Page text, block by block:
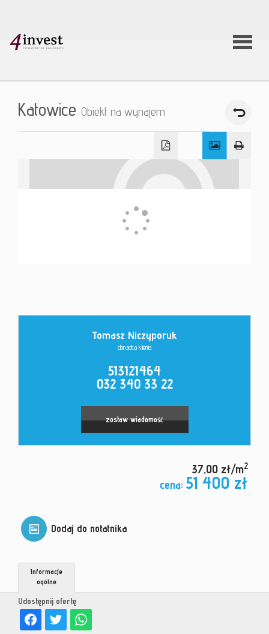
O firmie
Katowice Obiekt na wynajem
Tomasz Niczyporuk
doradca klienta
513121464
032 340 33 22
zostaw wiadomość
37,00 zł/m2
cena: 51 400 zł
Dodaj do notatnika
Udostępnij ofertę
Informacje
ogólne